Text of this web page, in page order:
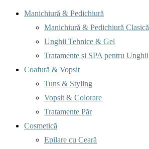
Menu
Manichiură & Pedichiură
Manichiură & Pedichiură Clasică
Unghii Tehnice & Gel
Tratamente și SPA pentru Unghii
Coafură & Vopsit
Tuns & Styling
Vopsit & Colorare
Tratamente Păr
Cosmetică
Epilare cu Ceară